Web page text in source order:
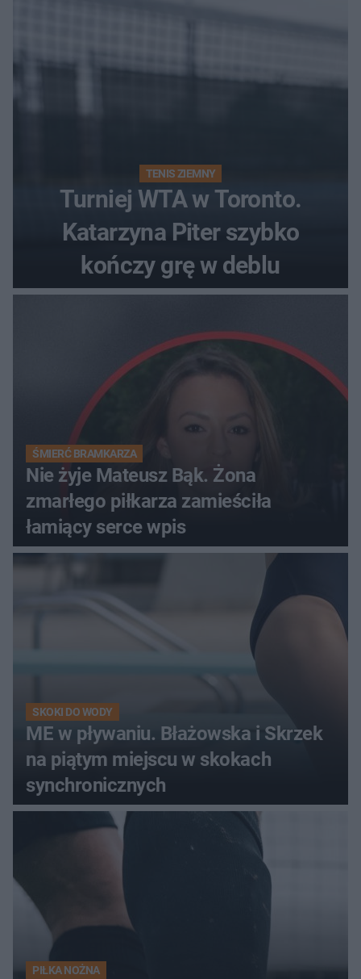
TENIS ZIEMNY
Turniej WTA w Toronto.
Katarzyna Piter szybko
kończy grę w deblu
ŚMIERĆ BRAMKARZA
Nie żyje Mateusz Bąk. Żona
zmarłego piłkarza zamieściła
łamiący serce wpis
SKOKI DO WODY
ME w pływaniu. Błażowska i Skrzek
na piątym miejscu w skokach
synchronicznych
PIŁKA NOŻNA